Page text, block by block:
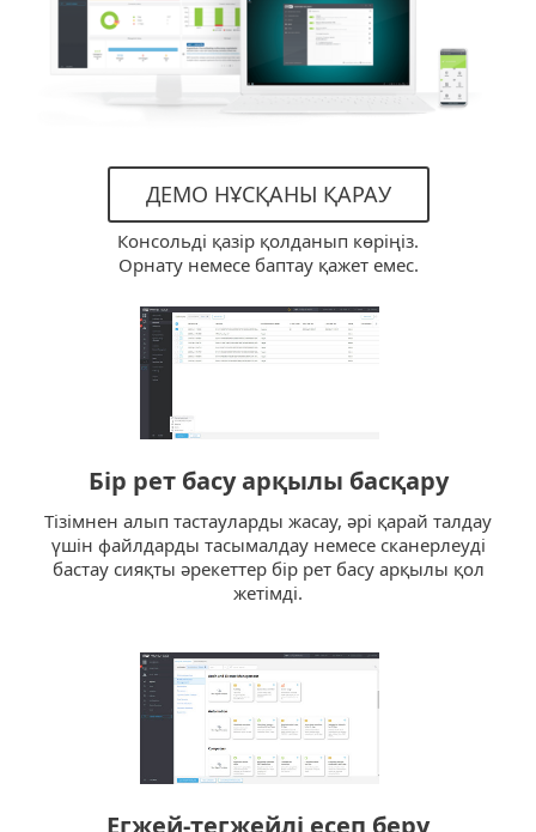
ДЕМО НҰСҚАНЫ ҚАРАУ
Консольді қазір қолданып көріңіз.
Орнату немесе баптау қажет емес.
Бір рет басу арқылы басқару
Тізімнен алып тастауларды жасау, әрі қарай талдау
үшін файлдарды тасымалдау немесе сканерлеуді
бастау сияқты әрекеттер бір рет басу арқылы қол
жетімді.
Егжей-тегжейлі есеп беру